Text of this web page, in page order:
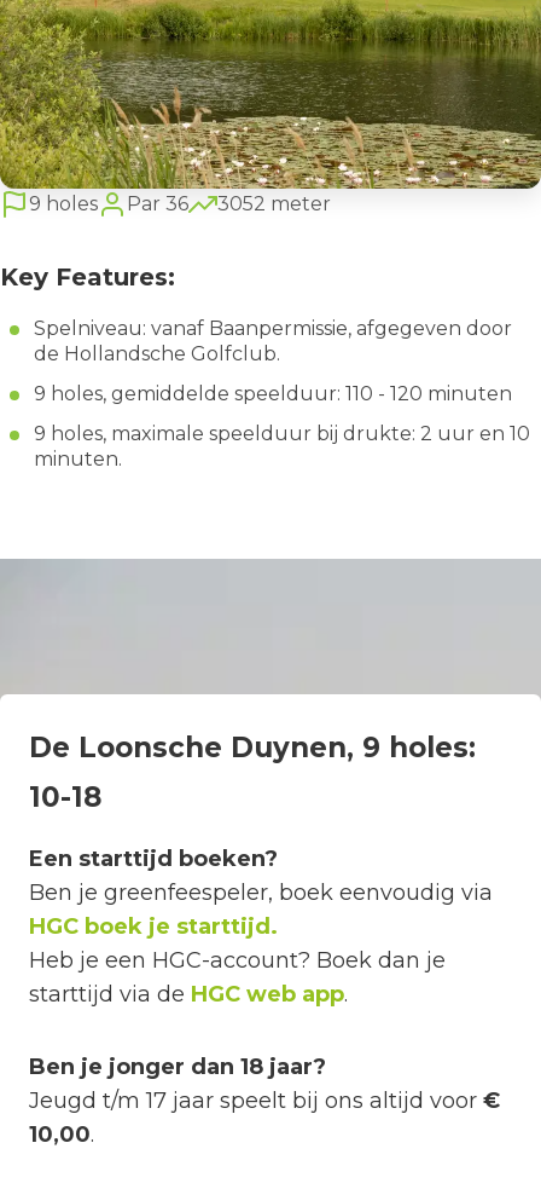
9 holes Par 36 3052 meter
Key Features:
Spelniveau: vanaf Baanpermissie, afgegeven door
de Hollandsche Golfclub.
9 holes, gemiddelde speelduur: 110 - 120 minuten
9 holes, maximale speelduur bij drukte: 2 uur en 10
minuten.
De Loonsche Duynen, 9 holes:
10-18
Een starttijd boeken?
Ben je greenfeespeler, boek eenvoudig via
HGC boek je starttijd.
Heb je een HGC-account? Boek dan je
starttijd via de HGC web app.
Ben je jonger dan 18 jaar?
Jeugd t/m 17 jaar speelt bij ons altijd voor €
10,00.